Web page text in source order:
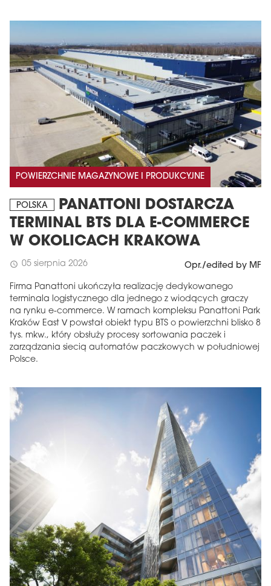
POWIERZCHNIE MAGAZYNOWE I PRODUKCYJNE
POLSKA
PANATTONI DOSTARCZA
TERMINAL BTS DLA E-COMMERCE
W OKOLICACH KRAKOWA
schedule 05 sierpnia 2026 Opr./edited by MF
Firma Panattoni ukończyła realizację dedykowanego
terminala logistycznego dla jednego z wiodących graczy
na rynku e-commerce. W ramach kompleksu Panattoni Park
Kraków East V powstał obiekt typu BTS o powierzchni blisko 8
tys. mkw., który obsłuży procesy sortowania paczek i
zarządzania siecią automatów paczkowych w południowej
Polsce.